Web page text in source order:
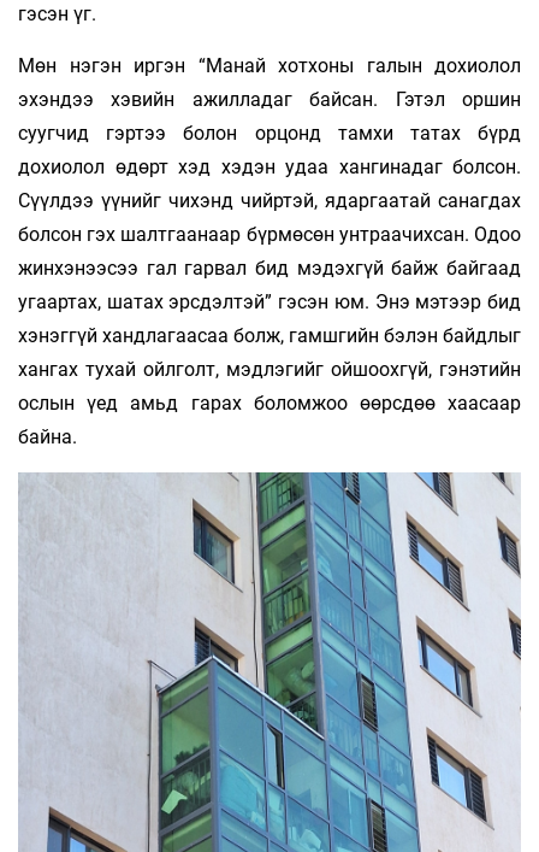
гэсэн үг.
Мөн нэгэн иргэн “Манай хотхоны галын дохиолол
эхэндээ хэвийн ажилладаг байсан. Гэтэл оршин
суугчид гэртээ болон орцонд тамхи татах бүрд
дохиолол өдөрт хэд хэдэн удаа хангинадаг болсон.
Сүүлдээ үүнийг чихэнд чийртэй, ядаргаатай санагдах
болсон гэх шалтгаанаар бүрмөсөн унтраачихсан. Одоо
жинхэнээсээ гал гарвал бид мэдэхгүй байж байгаад
угаартах, шатах эрсдэлтэй” гэсэн юм. Энэ мэтээр бид
хэнэггүй хандлагаасаа болж, гамшгийн бэлэн байдлыг
хангах тухай ойлголт, мэдлэгийг ойшоохгүй, гэнэтийн
ослын үед амьд гарах боломжоо өөрсдөө хаасаар
байна.